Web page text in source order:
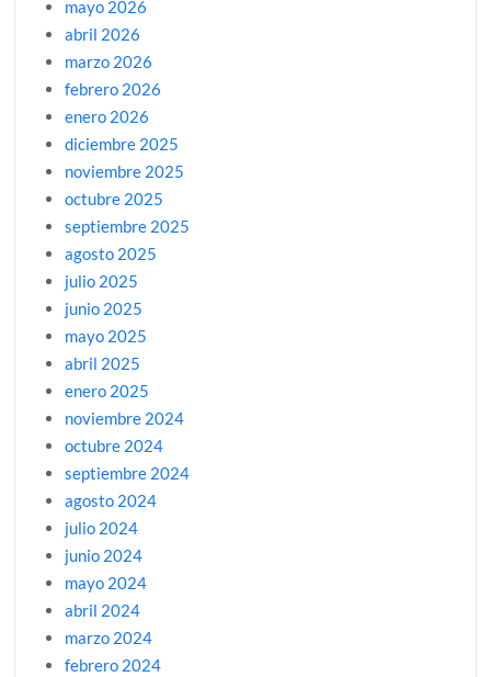
mayo 2026
abril 2026
marzo 2026
febrero 2026
enero 2026
diciembre 2025
noviembre 2025
octubre 2025
septiembre 2025
agosto 2025
julio 2025
junio 2025
mayo 2025
abril 2025
enero 2025
noviembre 2024
octubre 2024
septiembre 2024
agosto 2024
julio 2024
junio 2024
mayo 2024
abril 2024
marzo 2024
febrero 2024